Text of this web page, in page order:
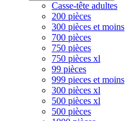
Casse-tête adultes
200 pièces
300 pièces et moins
700 pièces
750 pièces
750 pièces xl
99 pièces
999 pieces et moins
300 pièces xl
500 pièces xl
500 pièces